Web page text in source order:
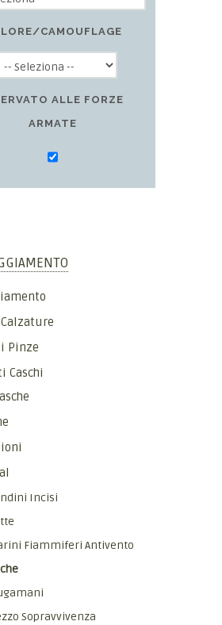
CAMOUFLAGE
ALLE FORZE
ARMATE
Pinze
Caschi
Incisi
Fiammiferi Antivento
Sopravvivenza